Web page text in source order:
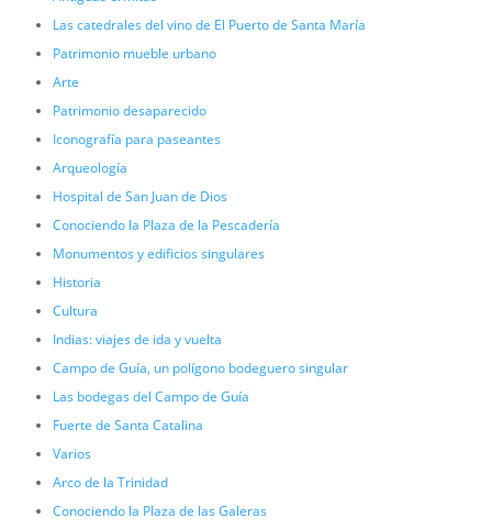
Las catedrales del vino de El Puerto de Santa María
Patrimonio mueble urbano
Arte
Patrimonio desaparecido
Iconografía para paseantes
Arqueología
Hospital de San Juan de Dios
Conociendo la Plaza de la Pescadería
Monumentos y edificios singulares
Historia
Cultura
Indias: viajes de ida y vuelta
Campo de Guía, un polígono bodeguero singular
Las bodegas del Campo de Guía
Fuerte de Santa Catalina
Varios
Arco de la Trinidad
Conociendo la Plaza de las Galeras